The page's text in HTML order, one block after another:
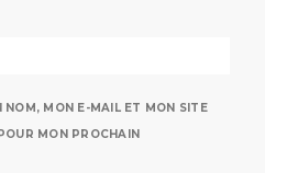
NOM, MON E-MAIL ET MON SITE
MON PROCHAIN